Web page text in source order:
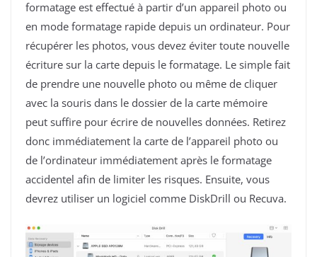
formatage est effectué à partir d’un appareil photo ou
en mode formatage rapide depuis un ordinateur. Pour
récupérer les photos, vous devez éviter toute nouvelle
écriture sur la carte depuis le formatage. Le simple fait
de prendre une nouvelle photo ou même de cliquer
avec la souris dans le dossier de la carte mémoire
peut suffire pour écrire de nouvelles données. Retirez
donc immédiatement la carte de l’appareil photo ou
de l’ordinateur immédiatement après le formatage
accidentel afin de limiter les risques. Ensuite, vous
devrez utiliser un logiciel comme DiskDrill ou Recuva.